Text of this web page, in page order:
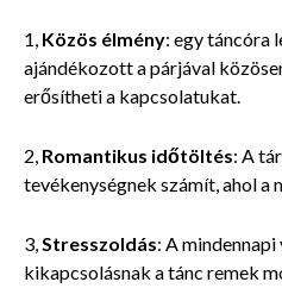
1, Közös élmény: egy táncóra
ajándékozott a párjával
erősítheti a kapcsolatukat.
2, Romantikus időtöltés: A
tevékenységnek számít, ahol
3,Stresszoldás: A
kikapcsolásnak a tánc remek